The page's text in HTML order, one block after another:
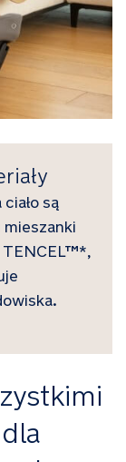
są
TENCEL™*,